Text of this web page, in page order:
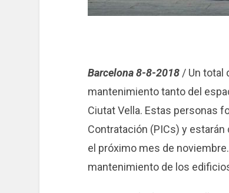
Barcelona 8-8-2018/ Un total
mantenimiento tanto del
Ciutat Vella. Estas personas
Contratación (PICs) y
el próximo mes de
mantenimiento de los